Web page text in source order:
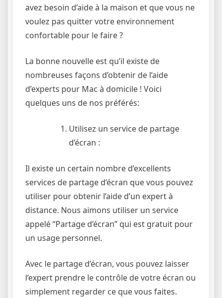
avez besoin d’aide à la maison et que vous ne
voulez pas quitter votre environnement
confortable pour le faire ?
La bonne nouvelle est qu’il existe de
nombreuses façons d’obtenir de l’aide
d’experts pour Mac à domicile ! Voici
quelques uns de nos préférés:
Utilisez un service de partage
d’écran :
Il existe un certain nombre d’excellents
services de partage d’écran que vous pouvez
utiliser pour obtenir l’aide d’un expert à
distance. Nous aimons utiliser un service
appelé “Partage d’écran” qui est gratuit pour
un usage personnel.
Avec le partage d’écran, vous pouvez laisser
l’expert prendre le contrôle de votre écran ou
simplement regarder ce que vous faites.